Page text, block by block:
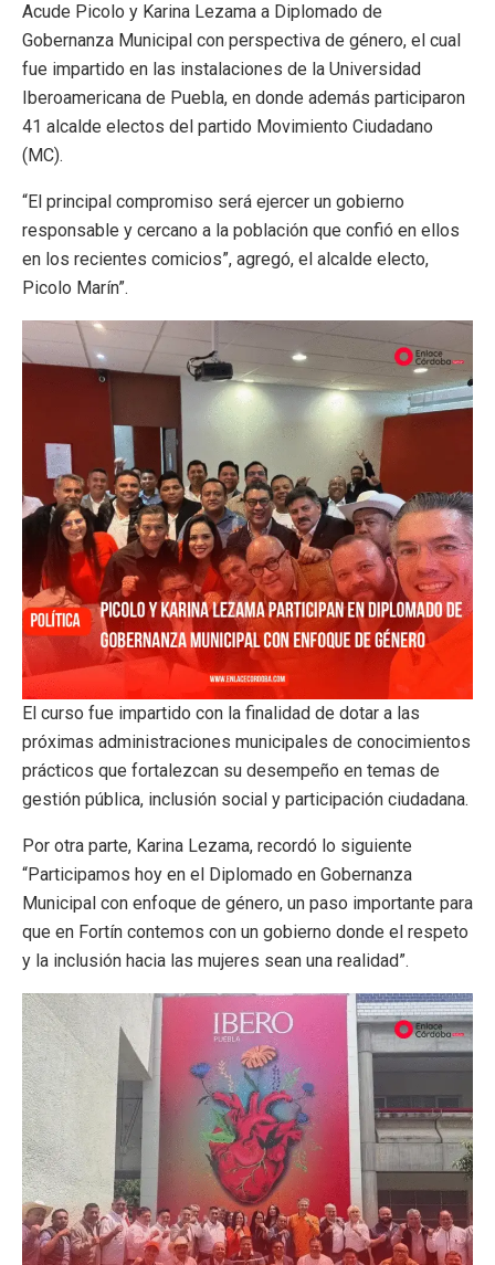
Acude Picolo y Karina Lezama a Diplomado de
Gobernanza Municipal con perspectiva de género, el cual
fue impartido en las instalaciones de la Universidad
Iberoamericana de Puebla, en donde además participaron
41 alcalde electos del partido Movimiento Ciudadano
(MC).
“El principal compromiso será ejercer un gobierno
responsable y cercano a la población que confió en ellos
en los recientes comicios”, agregó, el alcalde electo,
Picolo Marín”.
El curso fue impartido con la finalidad de dotar a las
próximas administraciones municipales de conocimientos
prácticos que fortalezcan su desempeño en temas de
gestión pública, inclusión social y participación ciudadana.
Por otra parte, Karina Lezama, recordó lo siguiente
“Participamos hoy en el Diplomado en Gobernanza
Municipal con enfoque de género, un paso importante para
que en Fortín contemos con un gobierno donde el respeto
y la inclusión hacia las mujeres sean una realidad”.